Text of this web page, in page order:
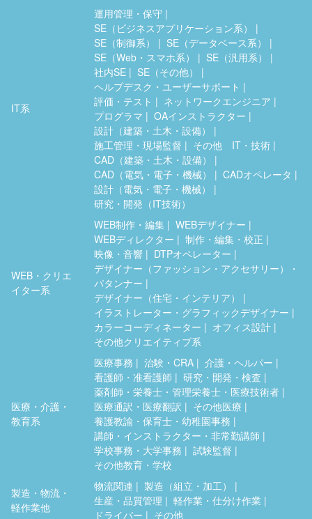
IT系
運用管理・保守
SE（ビジネスアプリケーション系）
SE（制御系）
SE（データベース系）
SE（Web・スマホ系）
SE（汎用系）
社内SE
SE（その他）
ヘルプデスク・ユーザーサポート
評価・テスト
ネットワークエンジニア
プログラマ
OAインストラクター
設計（建築・土木・設備）
施工管理・現場監督
その他 IT・技術
CAD（建築・土木・設備）
CAD（電気・電子・機械）
CADオペレータ
設計（電気・電子・機械）
研究・開発（IT技術）
WEB・クリエ
イター系
WEB制作・編集
WEBデザイナー
WEBディレクター
制作・編集・校正
映像・音響
DTPオペレーター
デザイナー（ファッション・アクセサリー）・
パタンナー
デザイナー（住宅・インテリア）
イラストレーター・グラフィックデザイナー
カラーコーディネーター
オフィス設計
その他クリエイティブ系
医療・介護・
教育系
医療事務 治験・CRA
介護・ヘルパー
看護師・准看護師
研究・開発・検査
薬剤師・栄養士・管理栄養士・医療技術者
医療通訳・医療翻訳
その他医療
養護教諭・保育士・幼稚園事務
講師・インストラクター・非常勤講師
学校事務・大学事務
試験監督
その他教育・学校
製造・物流・
軽作業他
物流関連
製造（組立・加工）
生産・品質管理
軽作業・仕分け作業
ドライバー
その他